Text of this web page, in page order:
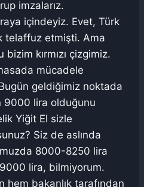
imzalarız.
içindeyiz. Evet, Türk
telaffuz etmişti. Ama
kırmızı çizgimiz.
mücadele
geldiğimiz noktada
9000 lira olduğunu
Yiğit El sizle
Siz de aslında
8000-8250 lira
lira, bilmiyorum.
hem bakanlık tarafından